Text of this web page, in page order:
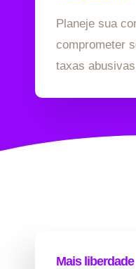
Planeje sua
comprometer
taxas
Mais liberdade